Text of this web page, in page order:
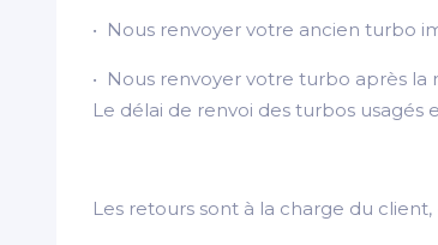
• Nous renvoyer votre ancien turbo
• Nous renvoyer votre turbo après la
Le délai de renvoi des turbos
Les retours sont à la charge du